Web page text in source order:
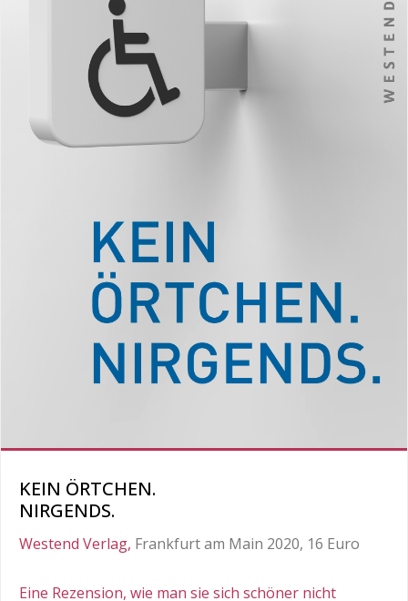
KEIN ÖRTCHEN.
NIRGENDS.
Westend Verlag, Frankfurt am Main 2020, 16 Euro
Eine Rezension, wie man sie sich schöner nicht